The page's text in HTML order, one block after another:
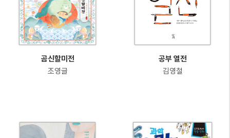
곰신할미전
조영글
공부 열전
김영철